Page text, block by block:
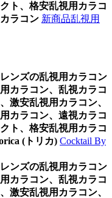
ト、格安乱視用カラコ
ラコン 新商品乱視用
ンズの乱視用カラコン
カラコン、乱視カラコ
激安乱視用カラコン、
カラコン、遠視カラコ
ト、格安乱視用カラコ
(トリカ) Cocktail By
ンズの乱視用カラコン
カラコン、乱視カラコ
激安乱視用カラコン、